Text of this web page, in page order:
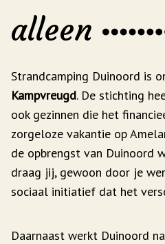
alleen
Strandcamping Duinoord is
Kampvreugd. De stichting
ook gezinnen die het
zorgeloze vakantie op
de opbrengst van Duinoord
draag jij, gewoon door je
sociaal initiatief dat het
Daarnaast werkt Duinoord